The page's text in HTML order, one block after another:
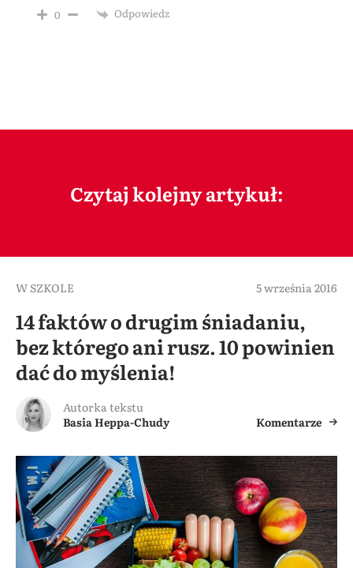
0 Odpowiedz
Czytaj kolejny artykuł:
W SZKOLE 5 września 2016
14 faktów o drugim śniadaniu,
bez którego ani rusz. 10 powinien
dać do myślenia!
Autorka tekstu
Basia Heppa-Chudy
Komentarze